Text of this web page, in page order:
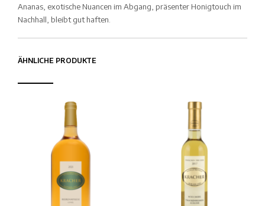
Ananas, exotische Nuancen im Abgang, präsenter Honigtouch im
Nachhall, bleibt gut haften.
ÄHNLICHE PRODUKTE